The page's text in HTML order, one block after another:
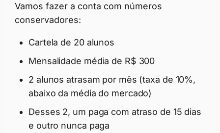
Vamos fazer a conta com números
conservadores:
Cartela de 20 alunos
Mensalidade média de R$ 300
2 alunos atrasam por mês (taxa de 10%,
abaixo da média do mercado)
Desses 2, um paga com atraso de 15 dias
e outro nunca paga